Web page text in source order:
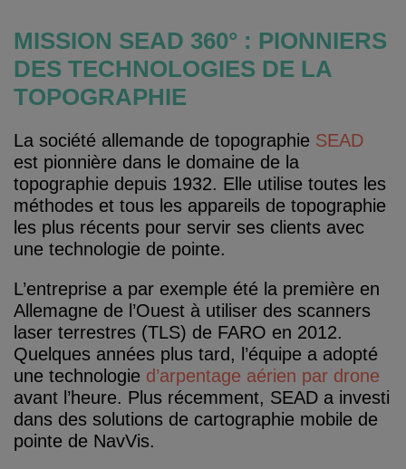
MISSION SEAD 360° : PIONNIERS
DES TECHNOLOGIES DE LA
TOPOGRAPHIE
La société allemande de topographie SEAD
est pionnière dans le domaine de la
topographie depuis 1932. Elle utilise toutes les
méthodes et tous les appareils de topographie
les plus récents pour servir ses clients avec
une technologie de pointe.
L’entreprise a par exemple été la première en
Allemagne de l’Ouest à utiliser des scanners
laser terrestres (TLS) de FARO en 2012.
Quelques années plus tard, l’équipe a adopté
une technologie d’arpentage aérien par drone
avant l’heure. Plus récemment, SEAD a investi
dans des solutions de cartographie mobile de
pointe de NavVis.